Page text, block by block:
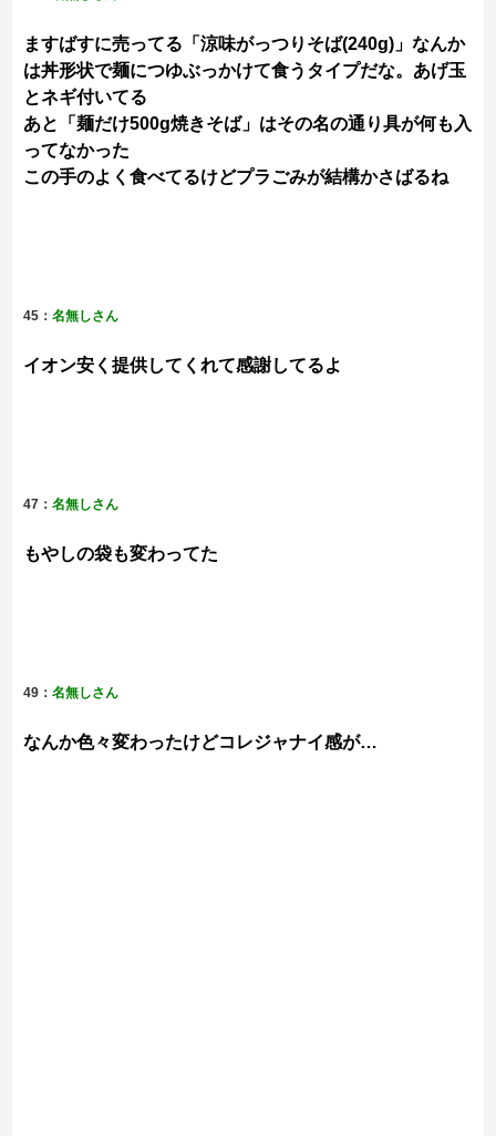
ますばすに売ってる「涼味がっつりそば(240g)」なんか
は丼形状で麺につゆぶっかけて食うタイプだな。あげ玉
とネギ付いてる
あと「麺だけ500g焼きそば」はその名の通り具が何も入
ってなかった
この手のよく食べてるけどプラごみが結構かさばるね
45：名無しさん
イオン安く提供してくれて感謝してるよ
47：名無しさん
もやしの袋も変わってた
49：名無しさん
なんか色々変わったけどコレジャナイ感が…